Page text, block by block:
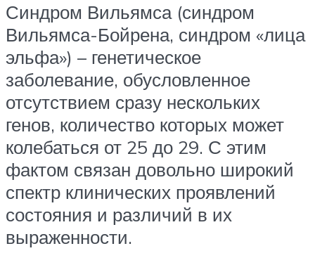
Синдром Вильямса (синдром
Вильямса-Бойрена, синдром «лица
эльфа») – генетическое
заболевание, обусловленное
отсутствием сразу нескольких
генов, количество которых может
колебаться от 25 до 29. С этим
фактом связан довольно широкий
спектр клинических проявлений
состояния и различий в их
выраженности.